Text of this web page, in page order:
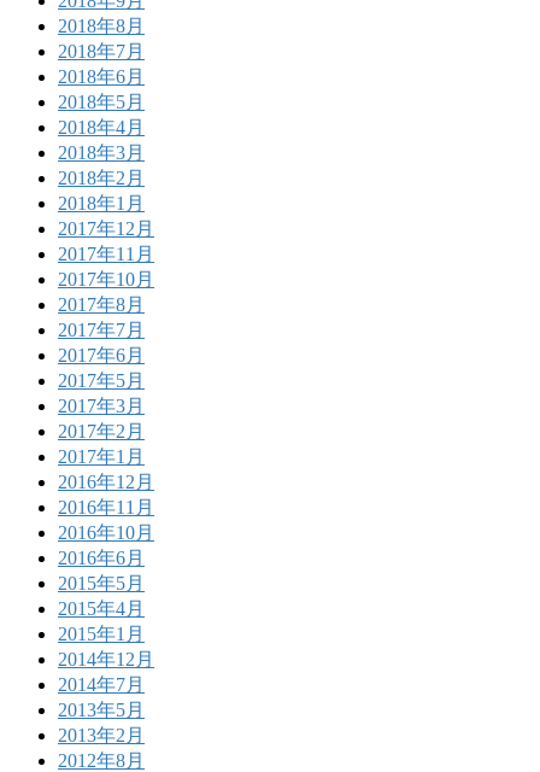
2018年8月
2018年7月
2018年6月
2018年5月
2018年4月
2018年3月
2018年2月
2018年1月
2017年12月
2017年11月
2017年10月
2017年8月
2017年7月
2017年6月
2017年5月
2017年3月
2017年2月
2017年1月
2016年12月
2016年11月
2016年10月
2016年6月
2015年5月
2015年4月
2015年1月
2014年12月
2014年7月
2013年5月
2013年2月
2012年8月